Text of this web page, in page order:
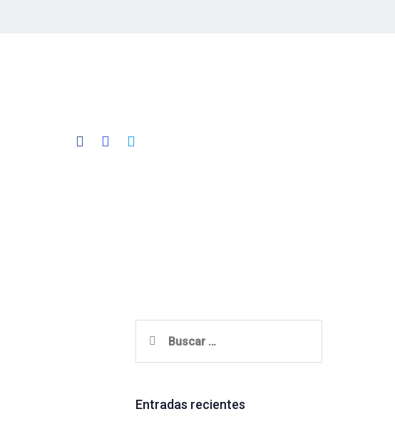
Entradas recientes